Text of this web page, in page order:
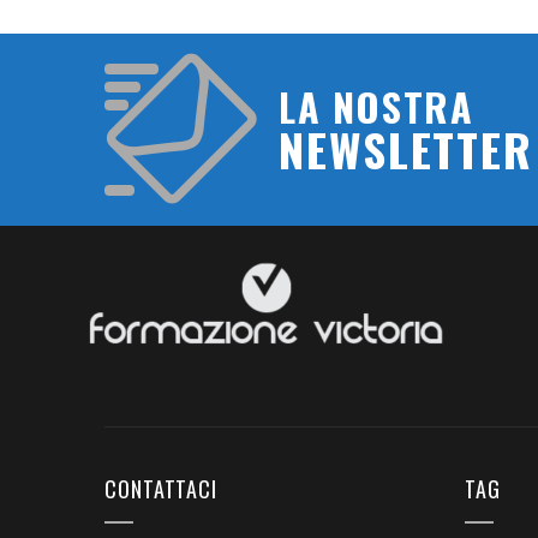
LA NOSTRA
NEWSLETTER
CONTATTACI TAG